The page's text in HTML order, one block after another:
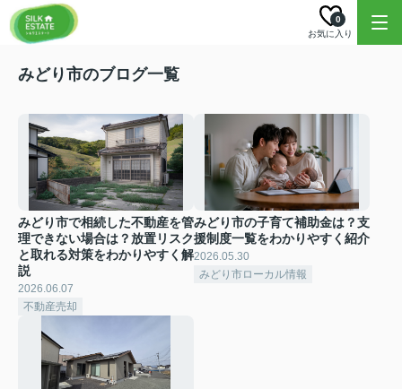
お気に入り
0
みどり市のブログ一覧
みどり市で相続した不動産を管
理できない場合は？放置リスク
と取れる対策をわかりやすく解
説
2026.06.07
不動産売却
みどり市の子育て補助金は？支
援制度一覧をわかりやすく紹介
2026.05.30
みどり市ローカル情報